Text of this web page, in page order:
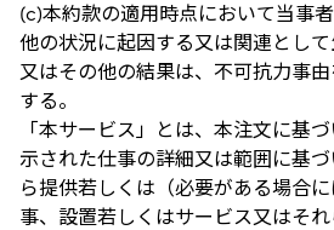
(c)本約款の適用時点において当事
他の状況に起因する又は関連とし
又はその他の結果は、不可抗力事
する。
「本サービス」とは、本注文に基
示された仕事の詳細又は範囲に基
ら提供若しくは（必要がある場合
事、設置若しくはサービス又はそれ